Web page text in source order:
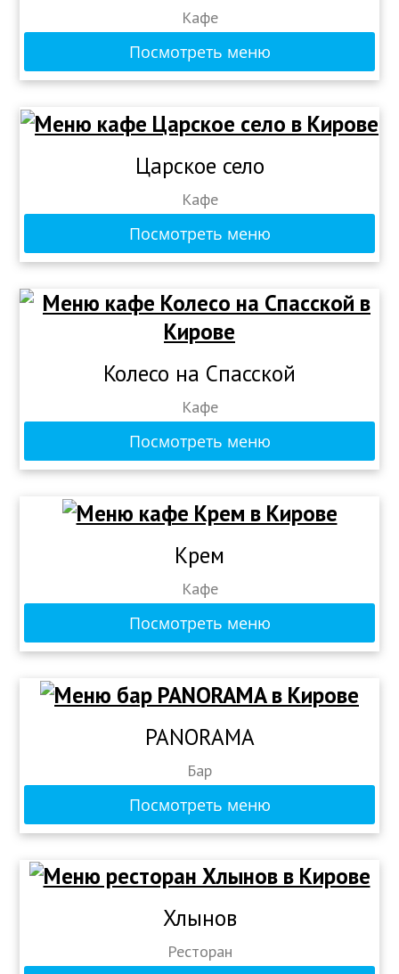
Кафе
Посмотреть меню
Царское село
Кафе
Посмотреть меню
Колесо на Спасской
Кафе
Посмотреть меню
Крем
Кафе
Посмотреть меню
PANORAMA
Бар
Посмотреть меню
Хлынов
Ресторан